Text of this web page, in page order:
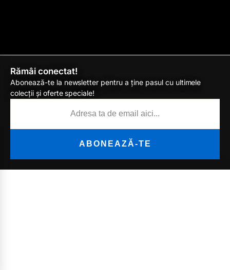
Rămâi conectat!
Abonează-te la newsletter pentru a ține pasul cu ultimele
colecții și oferte speciale!
ABONEAZĂ-TE